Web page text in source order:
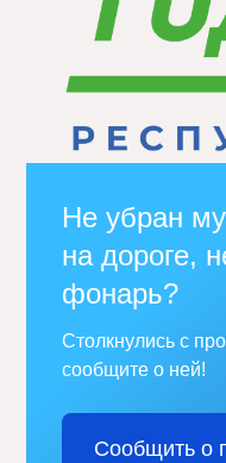
Не убран
на дороге,
фонарь?
Столкнулись с
сообщите о ней!
Сообщить о